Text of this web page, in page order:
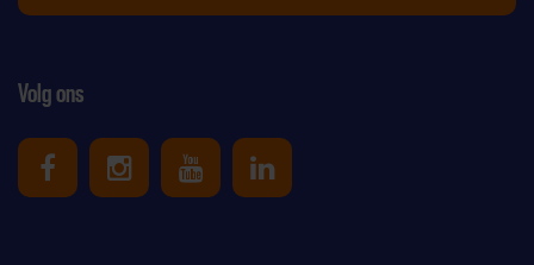
Volg ons
Uniek Sporten op Facebook
Uniek Sporten op Instagram
Uniek Sporten op Youtube
Uniek Sporten op